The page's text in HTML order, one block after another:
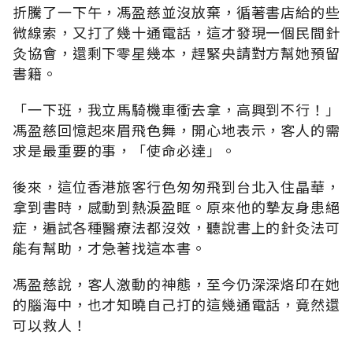
折騰了一下午，馮盈慈並沒放棄，循著書店給的些
微線索，又打了幾十通電話，這才發現一個民間針
灸協會，還剩下零星幾本，趕緊央請對方幫她預留
書籍。
「一下班，我立馬騎機車衝去拿，高興到不行！」
馮盈慈回憶起來眉飛色舞，開心地表示，客人的需
求是最重要的事，「使命必達」。
後來，這位香港旅客行色匆匆飛到台北入住晶華，
拿到書時，感動到熱淚盈眶。原來他的摯友身患絕
症，遍試各種醫療法都沒效，聽說書上的針灸法可
能有幫助，才急著找這本書。
馮盈慈說，客人激動的神態，至今仍深深烙印在她
的腦海中，也才知曉自己打的這幾通電話，竟然還
可以救人！